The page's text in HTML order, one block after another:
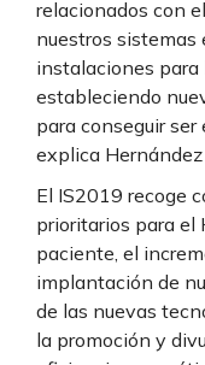
relacionados con
nuestros sistemas
instalaciones para
estableciendo
para conseguir
explica Hernández
El IS2019 recoge
prioritarios para el
paciente, el
implantación de
de las nuevas
la promoción y